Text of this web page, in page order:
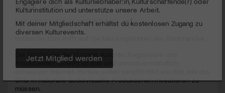
12
seconds
sollen zahlen.
PUBLIZIERT AM 4. AUGUST 2017
Die Forderung der Gruppe Autoren, Regisseure und
Produzenten (GARP) ist klar und unmissverständlich:
SRGin nationale audiovisuelle Produktionen investieren zu
müssen.
Engagiere dich als Kulturliebhaber:in, Kulturschaffende(r) oder
Kulturinstitution und unterstütze unsere Arbeit.
Mit deiner Mitgliedschaft erhältst du kostenlosen Zugang zu
Jetzt Mitglied werden